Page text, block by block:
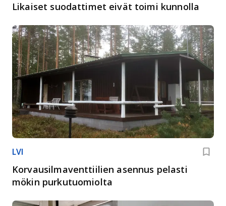
Likaiset suodattimet eivät toimi kunnolla
LVI
Korvausilmaventtiilien asennus pelasti
mökin purkutuomiolta